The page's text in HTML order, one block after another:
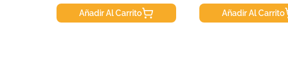
Añadir Al Carrito Añadir Al Carrito